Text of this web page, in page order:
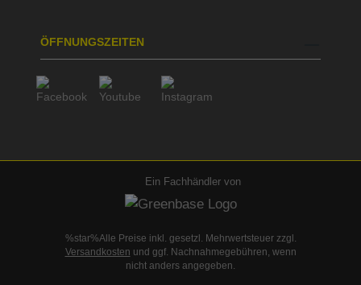
ÖFFNUNGSZEITEN
Ein Fachhändler von
%star%Alle Preise inkl. gesetzl. Mehrwertsteuer zzgl.
Versandkosten und ggf. Nachnahmegebühren, wenn
nicht anders angegeben.